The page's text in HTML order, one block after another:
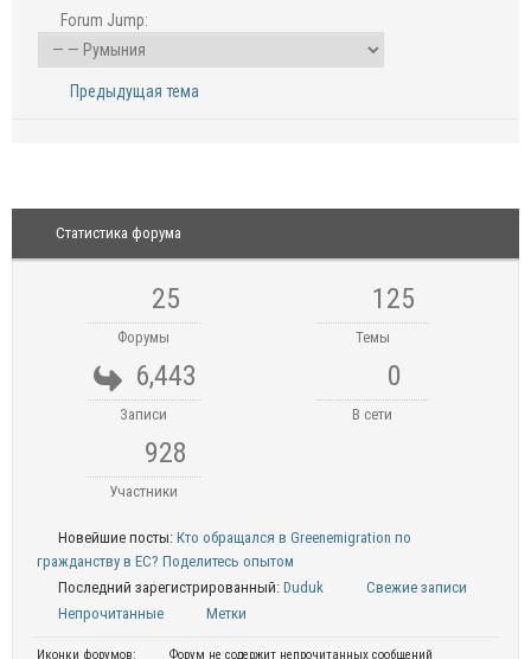
Forum Jump:
Предыдущая тема
Статистика форума
25
Форумы
125
Темы
6,443
Записи
0
В сети
928
Участники
Новейшие посты: Кто обращался в Greenemigration по
гражданству в ЕС? Поделитесь опытом
Последний зарегистрированный: Duduk
Свежие записи
Непрочитанные
Метки
Иконки форумов:
Форум не содержит непрочитанных сообщений